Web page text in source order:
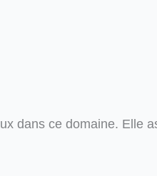
dans ce domaine. Elle